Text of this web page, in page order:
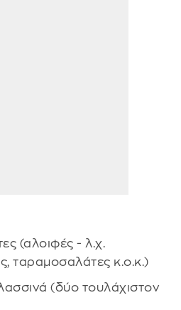
(αλοιφές - λ.χ.
ταραμοσαλάτες κ.ο.κ.)
(δύο τουλάχιστον